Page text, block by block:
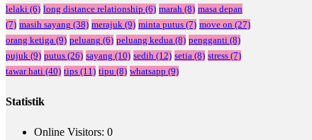
lelaki (6) long distance relationship (6) marah (8) masa depan
(7) masih sayang (38) merajuk (9) minta putus (7) move on (27)
orang ketiga (9) peluang (6) peluang kedua (8) pengganti (8)
pujuk (9) putus (26) sayang (10) sedih (12) setia (8) stress (7)
tawar hati (40) tips (11) tipu (8) whatsapp (9)
Statistik
Online Visitors: 0